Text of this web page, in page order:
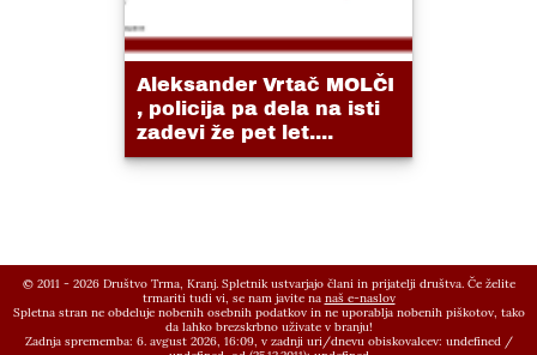
Aleksander Vrtač MOLČI
, policija pa dela na isti
zadevi že pet let....
© 2011 - 2026 Društvo Trma, Kranj. Spletnik ustvarjajo člani in prijatelji društva. Če želite
trmariti tudi vi, se nam javite na naš e-naslov
Spletna stran ne obdeluje nobenih osebnih podatkov in ne uporablja nobenih piškotov, tako
da lahko brezskrbno uživate v branju!
Zadnja sprememba: 6. avgust 2026, 16:09, v zadnji uri/dnevu obiskovalcev: undefined /